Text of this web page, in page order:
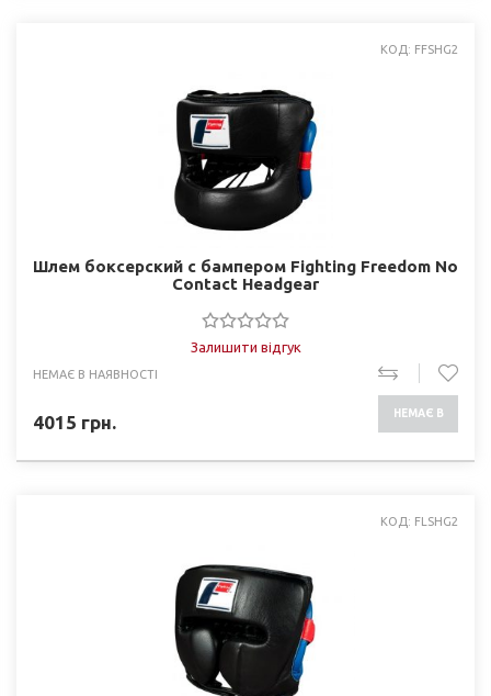
КОД: FFSHG2
Шлем боксерский с бампером Fighting Freedom No
Contact Headgear
Залишити відгук
НЕМАЄ В НАЯВНОСТІ
4015 грн. НЕМАЄ В
КОД: FLSHG2